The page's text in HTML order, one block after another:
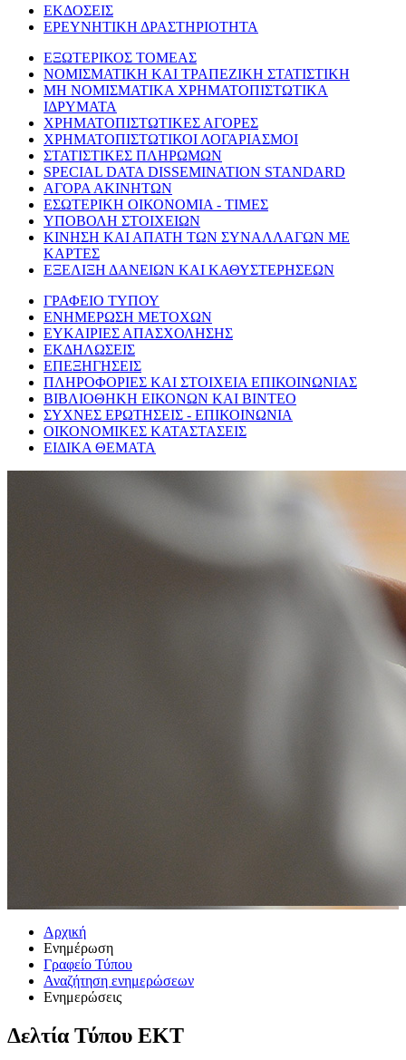
ΕΚΔΟΣΕΙΣ
ΕΡΕΥΝΗΤΙΚΗ ΔΡΑΣΤΗΡΙΟΤΗΤΑ
ΕΞΩΤΕΡΙΚΟΣ ΤΟΜΕΑΣ
ΝΟΜΙΣΜΑΤΙΚΗ ΚΑΙ ΤΡΑΠΕΖΙΚΗ ΣΤΑΤΙΣΤΙΚΗ
ΜΗ ΝΟΜΙΣΜΑΤΙΚΑ ΧΡΗΜΑΤΟΠΙΣΤΩΤΙΚΑ
ΙΔΡΥΜΑΤΑ
ΧΡΗΜΑΤΟΠΙΣΤΩΤΙΚΕΣ ΑΓΟΡΕΣ
ΧΡΗΜΑΤΟΠΙΣΤΩΤΙΚΟΙ ΛΟΓΑΡΙΑΣΜΟΙ
ΣΤΑΤΙΣΤΙΚΕΣ ΠΛΗΡΩΜΩΝ
SPECIAL DATA DISSEMINATION STANDARD
ΑΓΟΡΑ ΑΚΙΝΗΤΩΝ
ΕΣΩΤΕΡΙΚΗ ΟΙΚΟΝΟΜΙΑ - ΤΙΜΕΣ
ΥΠΟΒΟΛΗ ΣΤΟΙΧΕΙΩΝ
ΚΙΝΗΣΗ ΚΑΙ ΑΠΑΤΗ ΤΩΝ ΣΥΝΑΛΛΑΓΩΝ ΜΕ
ΚΑΡΤΕΣ
ΕΞΕΛΙΞΗ ΔΑΝΕΙΩΝ ΚΑΙ ΚΑΘΥΣΤΕΡΗΣΕΩΝ
ΓΡΑΦΕΙΟ ΤΥΠΟΥ
ΕΝΗΜΕΡΩΣΗ ΜΕΤΟΧΩΝ
ΕΥΚΑΙΡΙΕΣ ΑΠΑΣΧΟΛΗΣΗΣ
ΕΚΔΗΛΩΣΕΙΣ
ΕΠΕΞΗΓΗΣΕΙΣ
ΠΛΗΡΟΦΟΡΙΕΣ ΚΑΙ ΣΤΟΙΧΕΙΑ ΕΠΙΚΟΙΝΩΝΙΑΣ
ΒΙΒΛΙΟΘΗΚΗ ΕΙΚΟΝΩΝ ΚΑΙ ΒΙΝΤΕΟ
ΣΥΧΝΕΣ ΕΡΩΤΗΣΕΙΣ - ΕΠΙΚΟΙΝΩΝΙΑ
ΟΙΚΟΝΟΜΙΚΕΣ ΚΑΤΑΣΤΑΣΕΙΣ
ΕΙΔΙΚΑ ΘΕΜΑΤΑ
Αρχική
Ενημέρωση
Γραφείο Τύπου
Αναζήτηση ενημερώσεων
Ενημερώσεις
Δελτία Τύπου ΕΚΤ